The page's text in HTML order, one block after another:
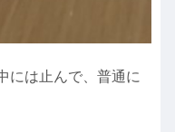
には止んで、普通に